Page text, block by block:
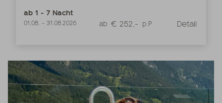
ab 1 - 7 Nacht
01.08. - 31.08.2026 ab € 252,- p.P Detail